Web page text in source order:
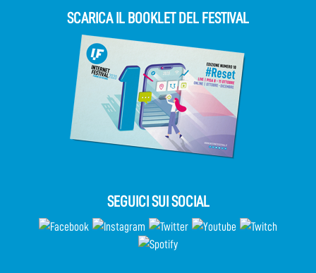
SCARICA IL BOOKLET DEL FESTIVAL
SEGUICI SUI SOCIAL